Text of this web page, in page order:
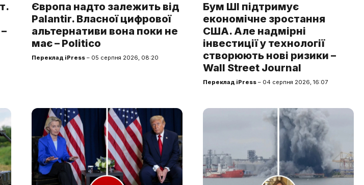
Європа надто залежить від
Palantir. Власної цифрової
альтернативи вона поки не
має – Politico
Переклад iPress – 05 серпня 2026, 08:20
Бум ШІ підтримує
економічне зростання
США. Але надмірні
інвестиції у технології
створюють нові ризики –
Wall Street Journal
Переклад iPress – 04 серпня 2026, 16:07